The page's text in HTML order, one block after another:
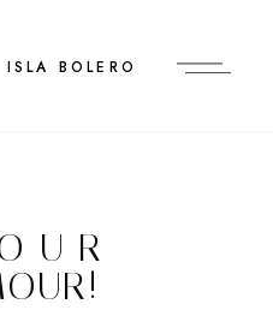
ISLA BOLERO
U R